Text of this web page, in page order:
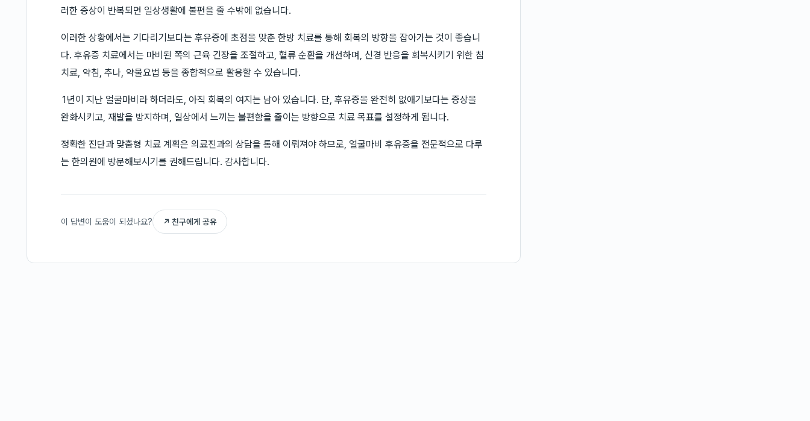
러한 증상이 반복되면 일상생활에 불편을 줄 수밖에 없습니다.
이러한 상황에서는 기다리기보다는 후유증에 초점을 맞춘 한방 치료를 통해 회복의 방향을 잡아가는 것이 좋습니
다. 후유증 치료에서는 마비된 쪽의 근육 긴장을 조절하고, 혈류 순환을 개선하며, 신경 반응을 회복시키기 위한 침
치료, 약침, 추나, 약물요법 등을 종합적으로 활용할 수 있습니다.
1년이 지난 얼굴마비라 하더라도, 아직 회복의 여지는 남아 있습니다. 단, 후유증을 완전히 없애기보다는 증상을
완화시키고, 재발을 방지하며, 일상에서 느끼는 불편함을 줄이는 방향으로 치료 목표를 설정하게 됩니다.
정확한 진단과 맞춤형 치료 계획은 의료진과의 상담을 통해 이뤄져야 하므로, 얼굴마비 후유증을 전문적으로 다루
는 한의원에 방문해보시기를 권해드립니다. 감사합니다.
이 답변이 도움이 되셨나요? ↗ 친구에게 공유